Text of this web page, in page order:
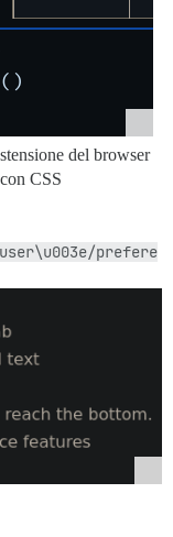
del browser
CSS
prefere